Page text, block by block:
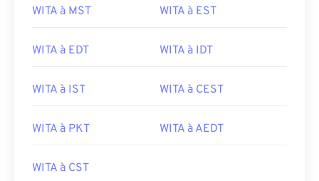
WITA à MST WITA à EST
WITA à EDT WITA à IDT
WITA à IST WITA à CEST
WITA à PKT WITA à AEDT
WITA à CST